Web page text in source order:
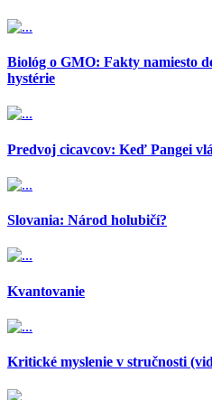
Biológ o GMO: Fakty namiesto
hystérie
Predvoj cicavcov: Keď Pangei
Slovania: Národ holubičí?
Kvantovanie
Kritické myslenie v stručnosti